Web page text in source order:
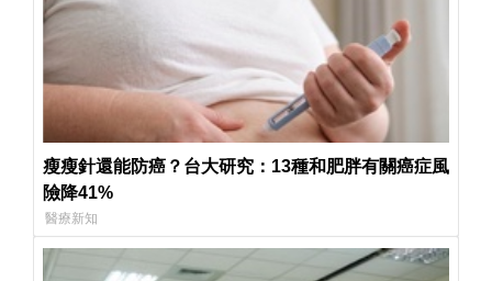
瘦瘦針還能防癌？台大研究：13種和肥胖有關癌症風
險降41%
醫療新知